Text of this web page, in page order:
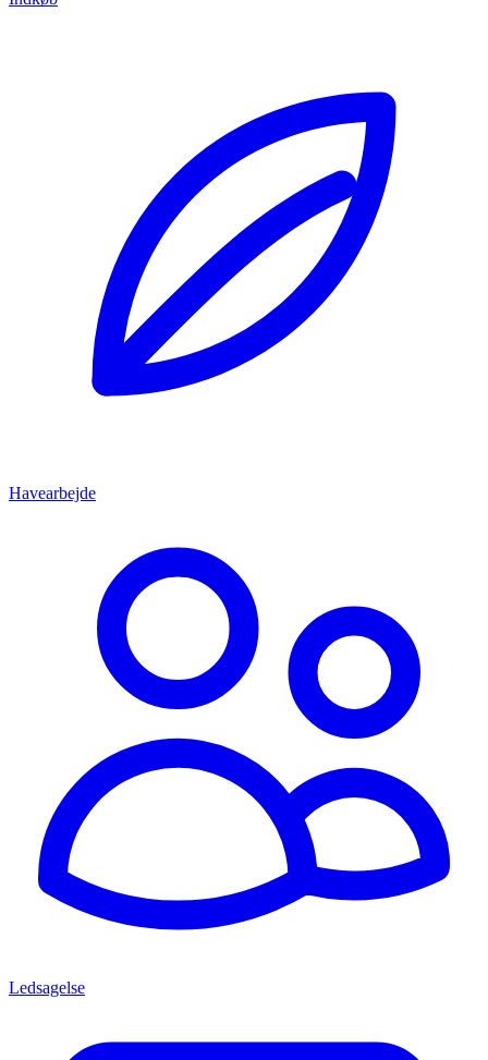
Havearbejde
Ledsagelse